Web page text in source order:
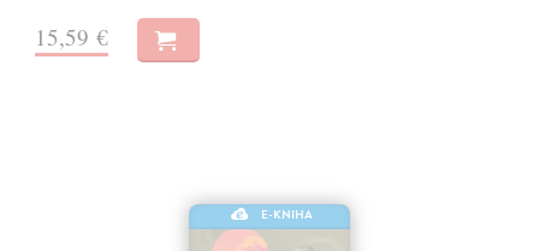
15,59 €
E-KNIHA